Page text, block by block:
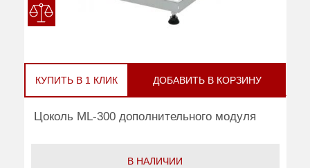
КУПИТЬ В 1 КЛИК ДОБАВИТЬ В КОРЗИНУ
Цоколь ML-300 дополнительного модуля
В НАЛИЧИИ